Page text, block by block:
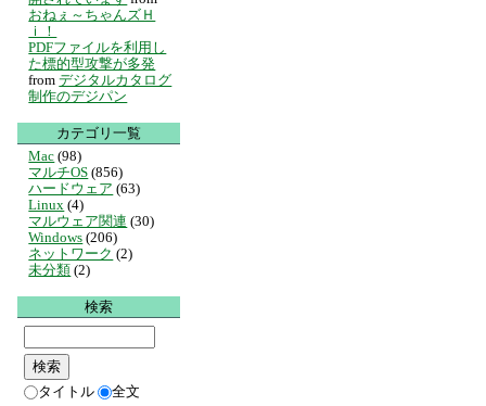
おねぇ～ちゃんズＨ
ｉ！
PDFファイルを利用し
た標的型攻撃が多発
from デジタルカタログ
制作のデジパン
カテゴリ一覧
Mac (98)
マルチOS (856)
ハードウェア (63)
Linux (4)
マルウェア関連 (30)
Windows (206)
ネットワーク (2)
未分類 (2)
検索
タイトル 全文